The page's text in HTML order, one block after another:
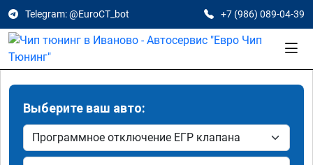
Telegram: @EuroCT_bot +7 (986) 089-04-39
Выберите ваш авто: